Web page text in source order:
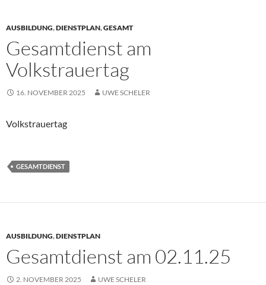
AUSBILDUNG,DIENSTPLAN,GESAMT
Gesamtdienst am
Volkstrauertag
16. NOVEMBER 2025 UWE SCHELER
Volkstrauertag
GESAMTDIENST
AUSBILDUNG,DIENSTPLAN
Gesamtdienst am 02.11.25
2. NOVEMBER 2025 UWE SCHELER